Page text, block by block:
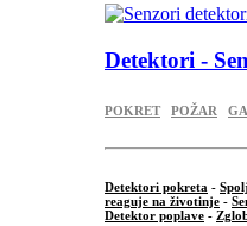
Detektori -
POKRET POŽAR
Detektori pokreta -
reaguje na životinje -
Detektor poplave -